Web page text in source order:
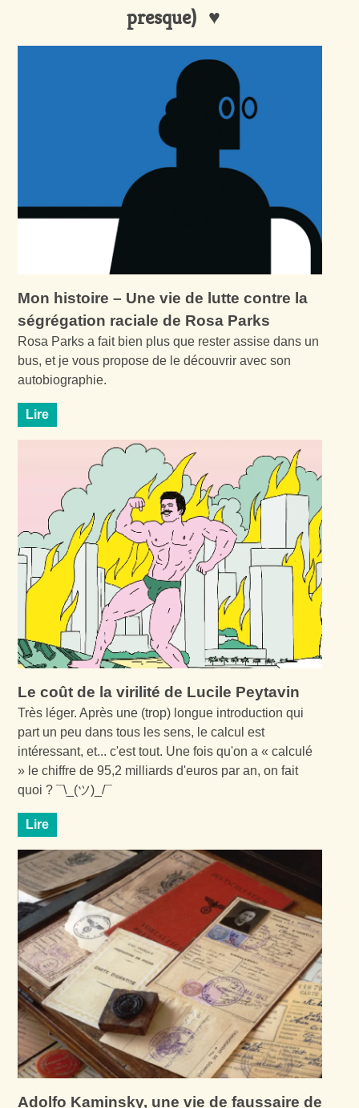
presque)
Mon histoire – Une vie de lutte contre la
ségrégation raciale de Rosa Parks
Rosa Parks a fait bien plus que rester assise dans un
bus, et je vous propose de le découvrir avec son
autobiographie.
Lire
Le coût de la virilité de Lucile Peytavin
Très léger. Après une (trop) longue introduction qui
part un peu dans tous les sens, le calcul est
intéressant, et... c'est tout. Une fois qu'on a « calculé
» le chiffre de 95,2 milliards d'euros par an, on fait
quoi ? ¯\_(ツ)_/¯
Lire
Adolfo Kaminsky, une vie de faussaire de